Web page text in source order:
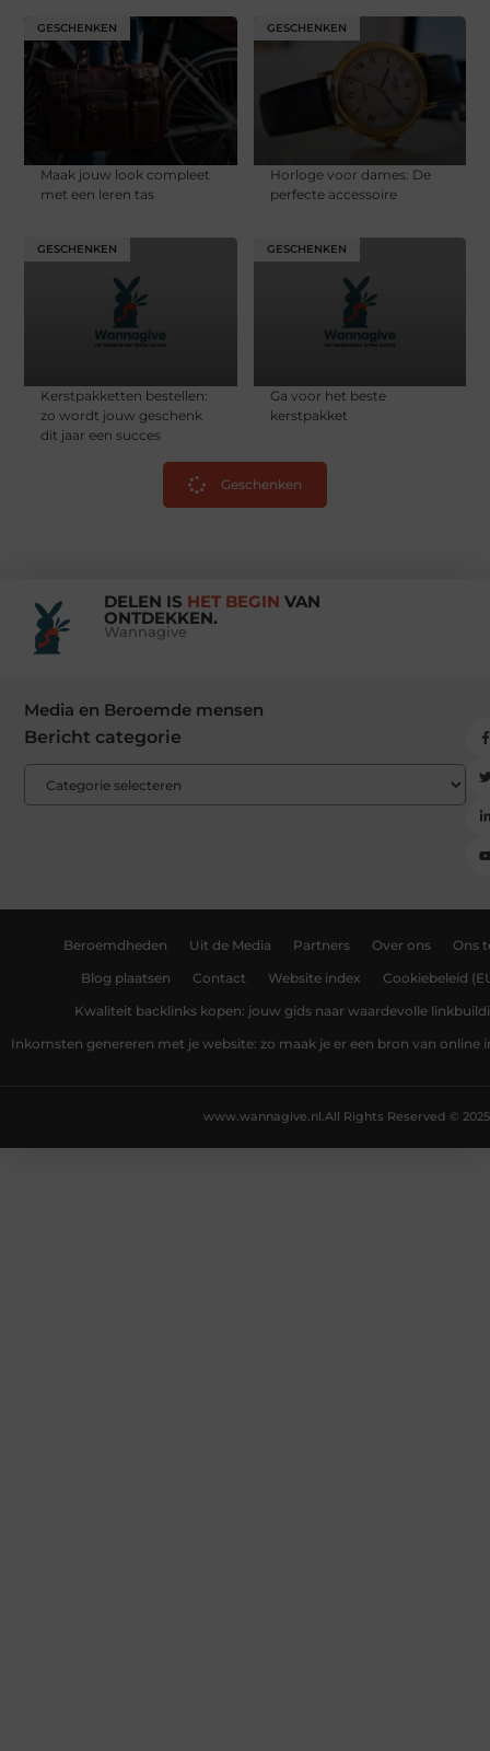
GESCHENKEN
Maak jouw look compleet
met een leren tas
GESCHENKEN
Horloge voor dames: De
perfecte accessoire
GESCHENKEN
Kerstpakketten bestellen:
zo wordt jouw geschenk
dit jaar een succes
GESCHENKEN
Ga voor het beste
kerstpakket
Geschenken
DELEN IS HET BEGIN VAN
ONTDEKKEN.
Wannagive
Media en Beroemde mensen
Bericht categorie
Beroemdheden Uit de Media Partners Over ons Ons
Blog plaatsen Contact Website index Cookiebeleid
Kwaliteit backlinks kopen: jouw gids naar waardevolle
Inkomsten genereren met je website: zo maak je er een bron van online
All Rights Reserved © 2025
www.wannagive.nl.